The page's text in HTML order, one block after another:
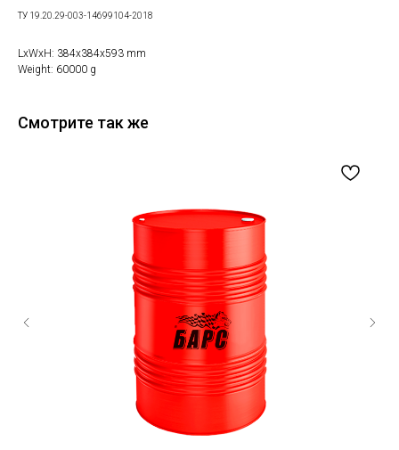
ТУ 19.20.29-003-14699104-2018
LxWxH: 384x384x593 mm
Weight: 60000 g
Смотрите так же